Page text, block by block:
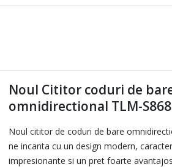
Noul Cititor coduri de
omnidirectional TLM-S868
Noul cititor de coduri de bare
ne incanta cu un design modern,
impresionante si un pret foarte